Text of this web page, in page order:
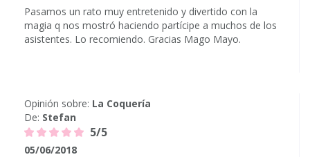
Pasamos un rato muy entretenido y divertido con la
magia q nos mostró haciendo partícipe a muchos de los
asistentes. Lo recomiendo. Gracias Mago Mayo.
Opinión sobre: La Coquería
De: Stefan
5/5
05/06/2018